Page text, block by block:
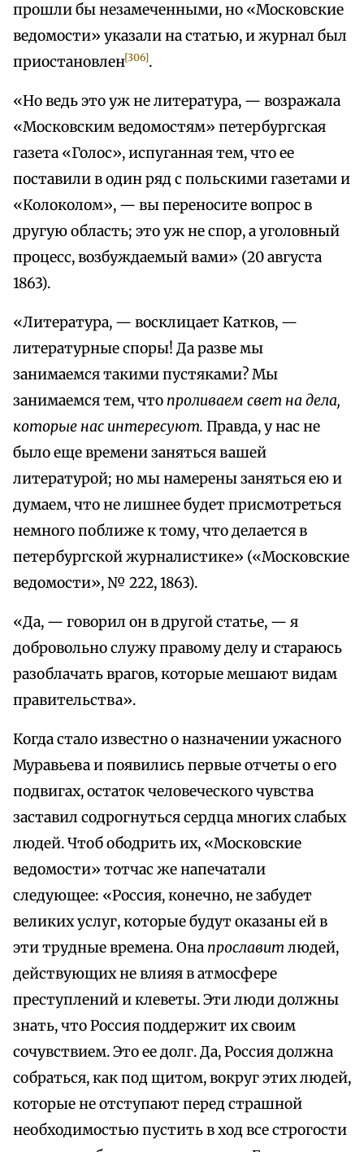
прошли бы незамеченными, но «Московские
ведомости» указали на статью, и журнал был
приостановлен[306].
«Но ведь это уж не литература, — возражала
«Московским ведомостям» петербургская
газета «Голос», испуганная тем, что ее
поставили в один ряд с польскими газетами и
«Колоколом», — вы переносите вопрос в
другую область; это уж не спор, а уголовный
процесс, возбуждаемый вами» (20 августа
1863).
«Литература, — восклицает Катков, —
литературные споры! Да разве мы
занимаемся такими пустяками? Мы
занимаемся тем, что проливаем свет на дела,
которые нас интересуют. Правда, у нас не
было еще времени заняться вашей
литературой; но мы намерены заняться ею и
думаем, что не лишнее будет присмотреться
немного поближе к тому, что делается в
петербургской журналистике» («Московские
ведомости», № 222, 1863).
«Да, — говорил он в другой статье, — я
добровольно служу правому делу и стараюсь
разоблачать врагов, которые мешают видам
правительства».
Когда стало известно о назначении ужасного
Муравьева и появились первые отчеты о его
подвигах, остаток человеческого чувства
заставил содрогнуться сердца многих слабых
людей. Чтоб ободрить их, «Московские
ведомости» тотчас же напечатали
следующее: «Россия, конечно, не забудет
великих услуг, которые будут оказаны ей в
эти трудные времена. Она прославитлюдей,
действующих не влияя в атмосфере
преступлений и клеветы. Эти люди должны
знать, что Россия поддержит их своим
сочувствием. Это ее долг. Да, Россия должна
собраться, как под щитом, вокруг этих людей,
которые не отступают перед страшной
необходимостью пустить в ход все строгости